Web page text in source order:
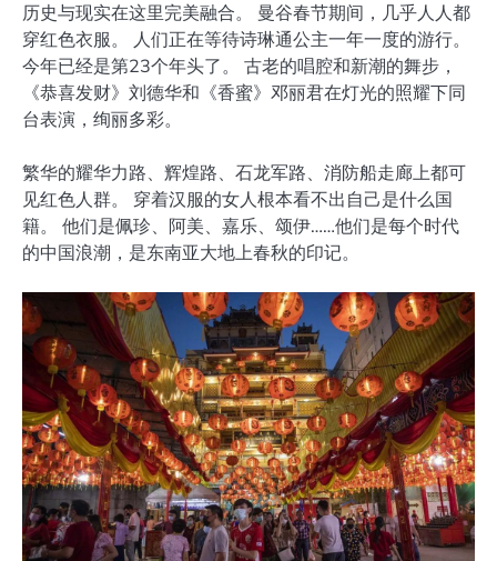
历史与现实在这里完美融合。 曼谷春节期间，几乎人人都
穿红色衣服。 人们正在等待诗琳通公主一年一度的游行。
今年已经是第23个年头了。 古老的唱腔和新潮的舞步，
《恭喜发财》刘德华和《香蜜》邓丽君在灯光的照耀下同
台表演，绚丽多彩。
繁华的耀华力路、辉煌路、石龙军路、消防船走廊上都可
见红色人群。 穿着汉服的女人根本看不出自己是什么国
籍。 他们是佩珍、阿美、嘉乐、颂伊……他们是每个时代
的中国浪潮，是东南亚大地上春秋的印记。